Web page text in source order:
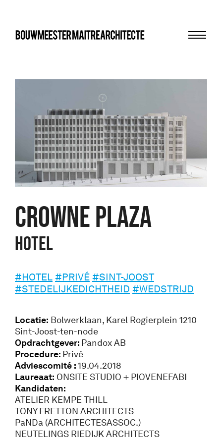
bma
CROWNE PLAZA
Hotel
#HOTEL #PRIVÉ #SINT-JOOST
#STEDELIJKEDICHTHEID #WEDSTRIJD
Locatie: Bolwerklaan, Karel Rogierplein 1210
Sint-Joost-ten-node
Opdrachtgever: Pandox AB
Procedure: Privé
Adviescomité :19.04.2018
Laureaat: ONSITE STUDIO + PIOVENEFABI
Kandidaten:
ATELIER KEMPE THILL
TONY FRETTON ARCHITECTS
PaNDa (ARCHITECTESASSOC.)
NEUTELINGS RIEDIJK ARCHITECTS